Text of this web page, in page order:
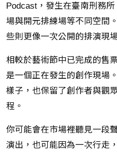
Podcast，發生在臺南刑務
場與開元排練場等不同空間
些則更像一次公開的排演現
相較於藝術節中已完成的售
是一個正在發生的創作現場
樣子，也保留了創作者與觀
程。
你可能會在市場裡聽見一段
演出，也可能因為一次行走